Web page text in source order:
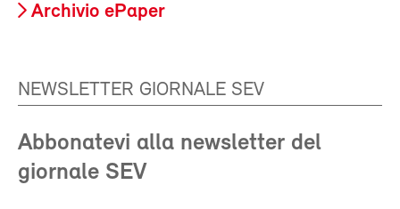
Archivio ePaper
NEWSLETTER GIORNALE SEV
Abbonatevi alla newsletter del
giornale SEV